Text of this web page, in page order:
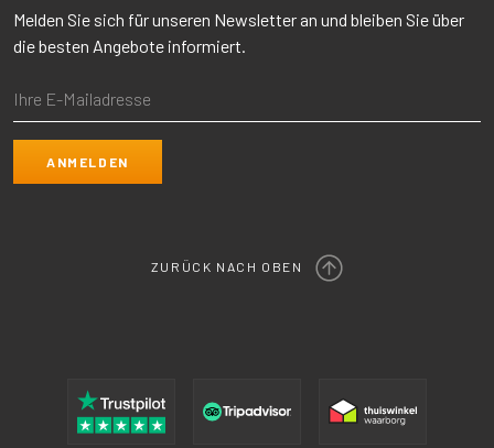
Melden Sie sich für unseren Newsletter an und bleiben Sie über
die besten Angebote informiert.
ZURÜCK NACH OBEN